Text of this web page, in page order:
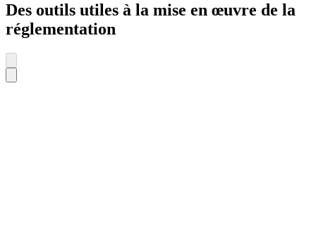
Des outils utiles à la mise en œuvre de la
réglementation